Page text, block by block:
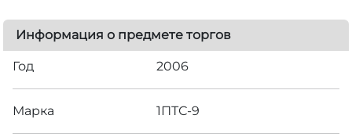
Информация о предмете торгов
Год 2006
Марка 1ПТС-9